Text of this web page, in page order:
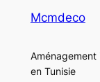
Mcmdeco
Aménagement
en Tunisie